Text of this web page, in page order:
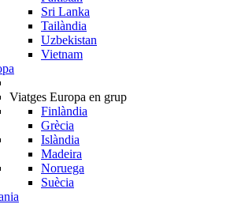
Sri Lanka
Tailàndia
Uzbekistan
Vietnam
Viatges Europa en grup
Finlàndia
Grècia
Islàndia
Madeira
Noruega
Suècia